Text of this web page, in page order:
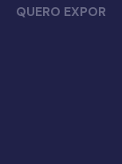
QUERO EXPOR